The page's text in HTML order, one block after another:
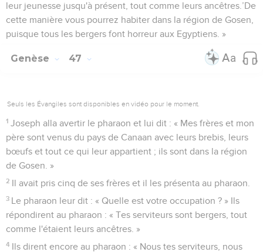
leur jeunesse jusqu'à présent, tout comme leurs ancêtres.’De
cette manière vous pourrez habiter dans la région de Gosen,
puisque tous les bergers font horreur aux Egyptiens. »
Genèse 47
Seuls les Évangiles sont disponibles en vidéo pour le moment.
1 Joseph alla avertir le pharaon et lui dit : « Mes frères et mon
père sont venus du pays de Canaan avec leurs brebis, leurs
bœufs et tout ce qui leur appartient ; ils sont dans la région
de Gosen. »
2 Il avait pris cinq de ses frères et il les présenta au pharaon.
3 Le pharaon leur dit : « Quelle est votre occupation ? » Ils
répondirent au pharaon : « Tes serviteurs sont bergers, tout
comme l'étaient leurs ancêtres. »
4 Ils dirent encore au pharaon : « Nous tes serviteurs, nous